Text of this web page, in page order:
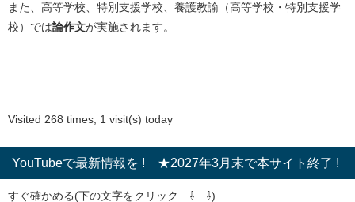
また、高等学校、特別支援学校、養護教諭（高等学校・特別支援学
校）では論作文が実施されます。
Visited 268 times, 1 visit(s) today
YouTubeで最新情報を ! ★2027年3月末で本サイト終了 !
すぐ確かめる(下の文字をクリック ⇩ ⇩)